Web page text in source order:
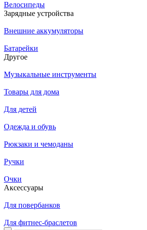
Велосипеды
Зарядные устройства
Внешние аккумуляторы
Батарейки
Другое
Музыкальные инструменты
Товары для дома
Для детей
Одежда и обувь
Рюкзаки и чемоданы
Ручки
Очки
Аксессуары
Для повербанков
Для фитнес-браслетов